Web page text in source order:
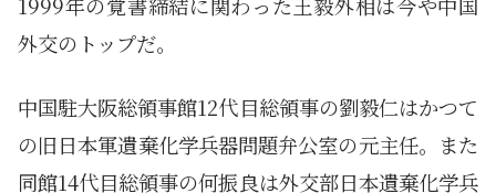
外交のトップだ。
中国駐大阪総領事館12代目総領事の劉毅仁はかつて
の旧日本軍遺棄化学兵器問題弁公室の元主任。また
同館14代目総領事の何振良は外交部日本遺棄化学兵